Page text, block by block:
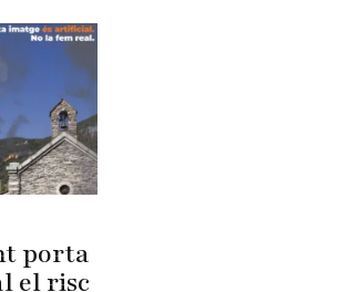
porta
el risc